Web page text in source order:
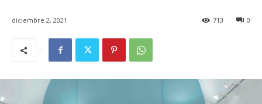
diciembre 2, 2021 0
713